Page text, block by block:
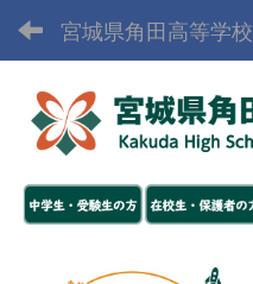
宮城県角田高等学校